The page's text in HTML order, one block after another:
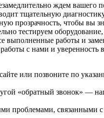
ждем вашего
тщательную
прозрачность, чтобы вы
тестируем
выполненные работы и
с нами и
или позвоните по
«обратный звонок» —
проблемами, связанными